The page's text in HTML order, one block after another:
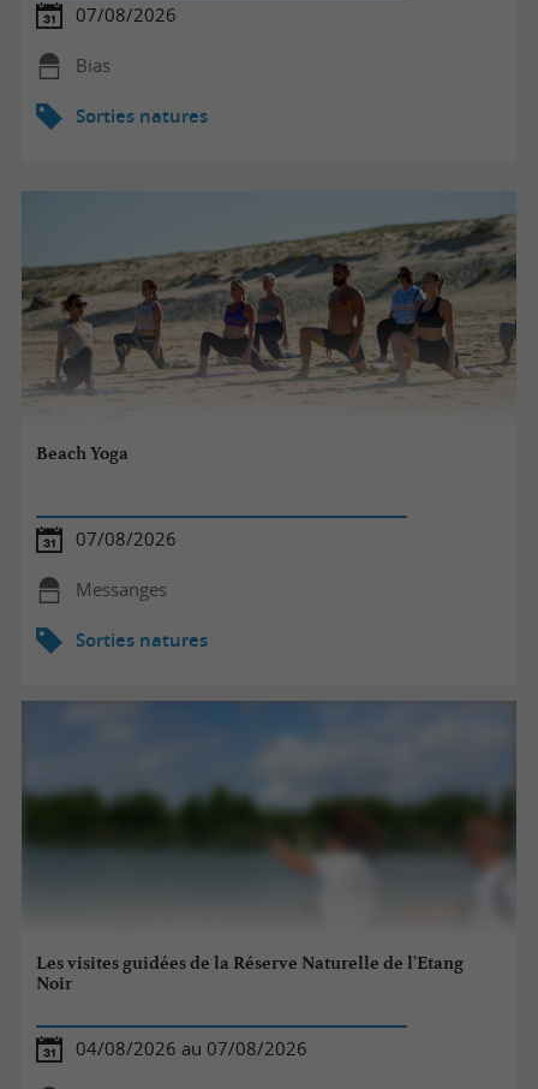
07/08/2026
Bias
Sorties natures
Beach Yoga
07/08/2026
Messanges
Sorties natures
Les visites guidées de la Réserve Naturelle de l'Etang
Noir
04/08/2026 au 07/08/2026